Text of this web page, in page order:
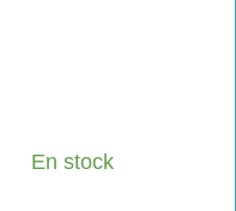
En stock